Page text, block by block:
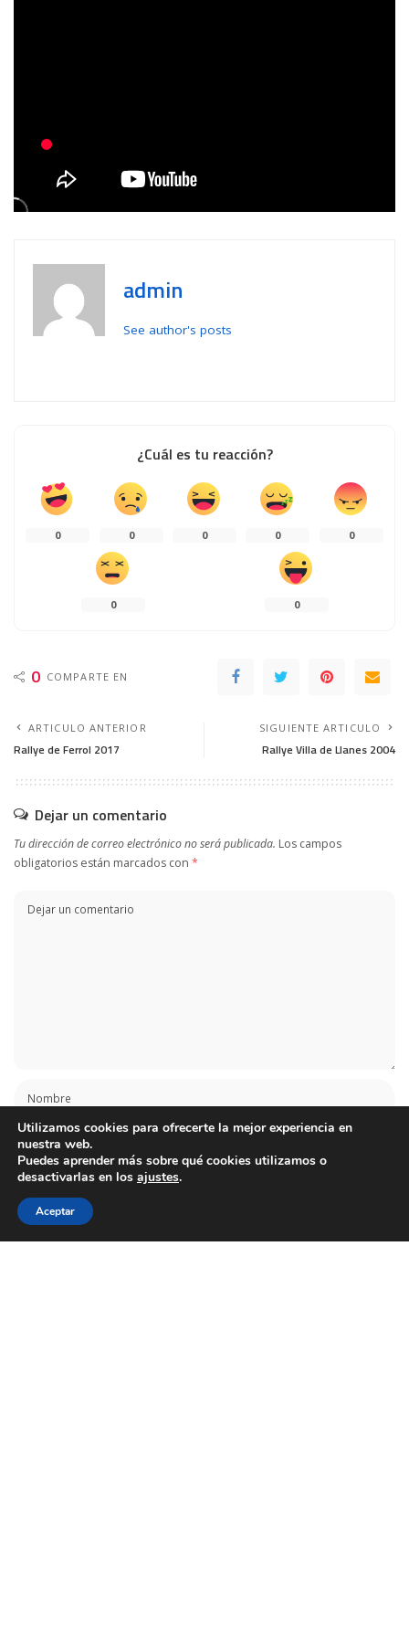
admin
See author's posts
¿Cuál es tu reacción?
0 0 0 0 0
0 0
0 COMPARTE EN
ARTICULO ANTERIOR
Rallye de Ferrol 2017
SIGUIENTE ARTICULO
Rallye Villa de Llanes 2004
Dejar un comentario
Tu dirección de correo electrónico no será publicada. Los campos
obligatorios están marcados con *
Utilizamos cookies para ofrecerte la mejor experiencia en
nuestra web.
Puedes aprender más sobre qué cookies utilizamos o
desactivarlas en los ajustes.
Aceptar